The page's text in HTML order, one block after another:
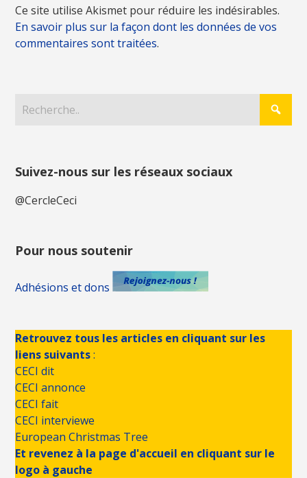
Ce site utilise Akismet pour réduire les indésirables.
En savoir plus sur la façon dont les données de vos
commentaires sont traitées.
Suivez-nous sur les réseaux sociaux
@CercleCeci
Pour nous soutenir
Adhésions et dons
Retrouvez tous les articles en cliquant sur les
liens suivants:
CECI dit
CECI annonce
CECI fait
CECI interviewe
European Christmas Tree
Et revenez à la page d'accueil en cliquant sur le
logo à gauche